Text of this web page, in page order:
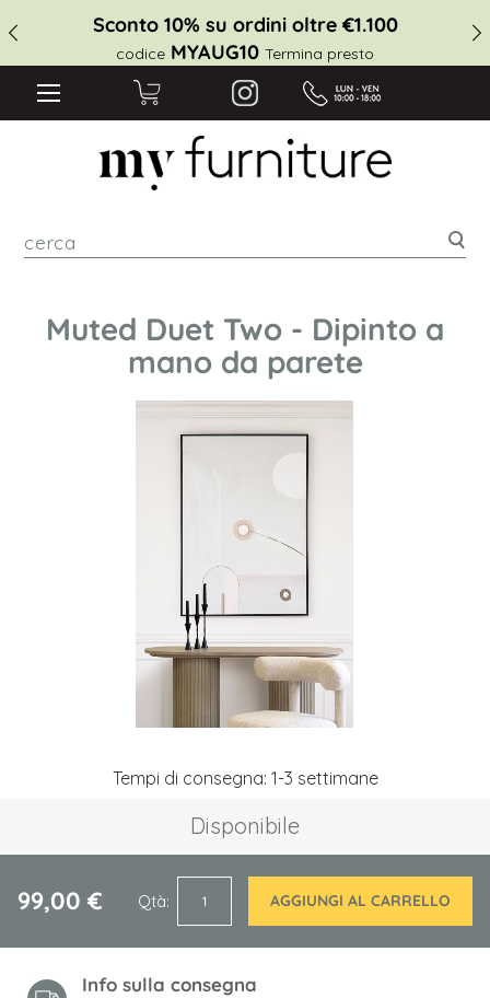
Sconto 10% su ordini oltre €1.100
MYAUG10 Termina presto
Muted Duet Two - Dipinto a
mano da parete
Tempi di consegna: 1-3 settimane
Disponibile
99,00 € Qtà AGGIUNGI AL CARRELLO
Info sulla consegna